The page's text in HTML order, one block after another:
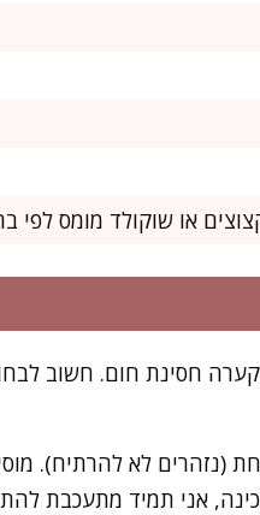
חסינת חום. חשוב
(נזהרים לא להרתיח).
אני תמיד מתעכבת